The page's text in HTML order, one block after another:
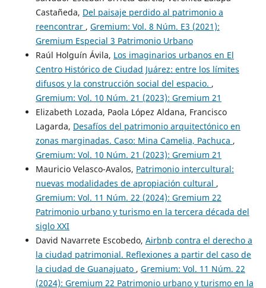
Castañeda, Del paisaje perdido al patrimonio a
reencontrar , Gremium: Vol. 8 Núm. E3 (2021):
Gremium Especial 3 Patrimonio Urbano
Raúl Holguín Ávila, Los imaginarios urbanos en El
Centro Histórico de Ciudad Juárez: entre los límites
difusos y la construcción social del espacio. ,
Gremium: Vol. 10 Núm. 21 (2023): Gremium 21
Elizabeth Lozada, Paola López Aldana, Francisco
Lagarda, Desafíos del patrimonio arquitectónico en
zonas marginadas. Caso: Mina Camelia, Pachuca ,
Gremium: Vol. 10 Núm. 21 (2023): Gremium 21
Mauricio Velasco-Avalos, Patrimonio intercultural:
nuevas modalidades de apropiación cultural ,
Gremium: Vol. 11 Núm. 22 (2024): Gremium 22
Patrimonio urbano y turismo en la tercera década del
siglo XXI
David Navarrete Escobedo, Airbnb contra el derecho a
la ciudad patrimonial. Reflexiones a partir del caso de
la ciudad de Guanajuato , Gremium: Vol. 11 Núm. 22
(2024): Gremium 22 Patrimonio urbano y turismo en la